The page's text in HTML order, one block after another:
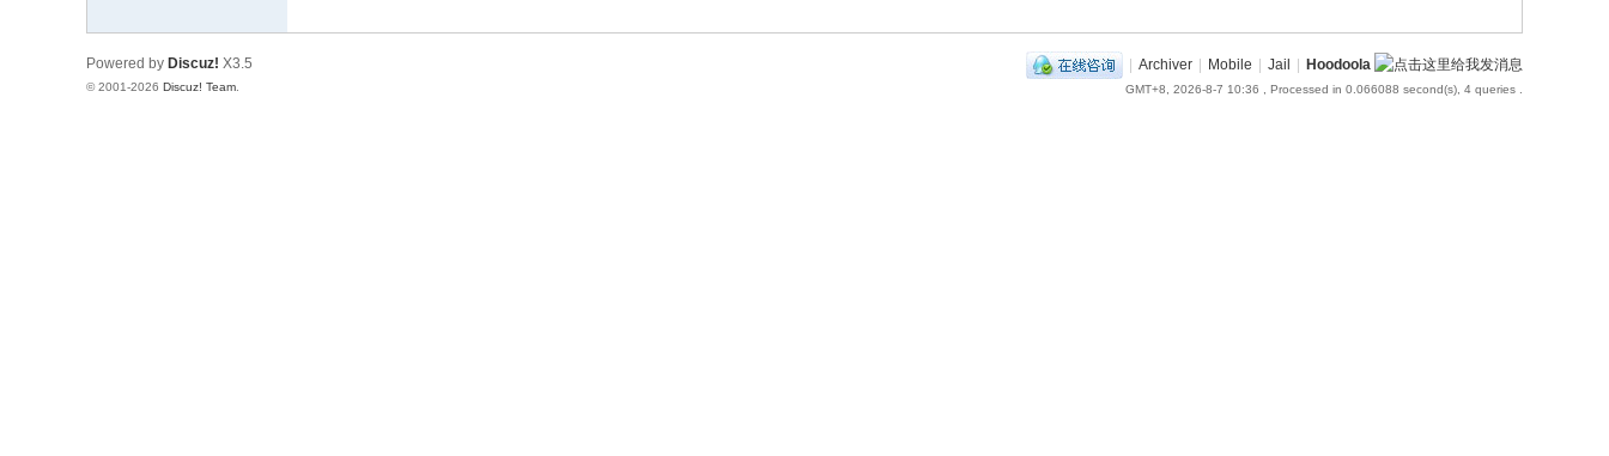
集
| Archiver | Mobile | Jail | Hoodoola
GMT+8, 2026-8-7 10:36 , Processed in 0.066088 second(s), 4 queries .
Powered by Discuz! X3.5
© 2001-2026 Discuz! Team